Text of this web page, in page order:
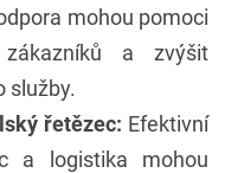
mohou pomoci
a zvýšit
služby.
řetězec: Efektivní
a logistika mohou